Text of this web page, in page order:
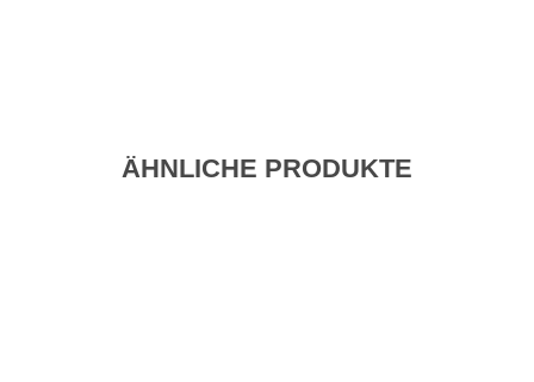
ÄHNLICHE PRODUKTE